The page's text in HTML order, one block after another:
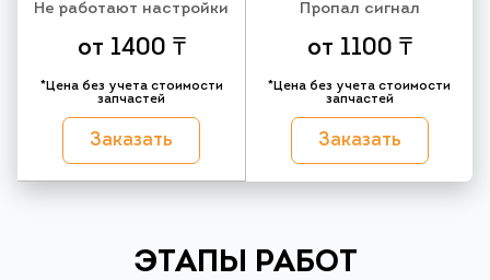
Не работают настройки
от 1400 ₸
*Цена без учета стоимости
запчастей
Заказать
Пропал сигнал
от 1100 ₸
*Цена без учета стоимости
запчастей
Заказать
ЭТАПЫ РАБОТ